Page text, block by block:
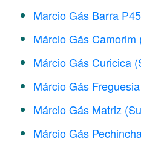
Marcio Gás Barra
Márcio Gás Camorim
Márcio Gás Curicica
Márcio Gás
Márcio Gás Matriz
Márcio Gás